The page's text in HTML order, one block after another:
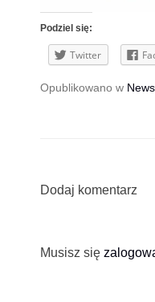
Podziel się:
Twitter
Opublikowano w News
Dodaj komentarz
Musisz się